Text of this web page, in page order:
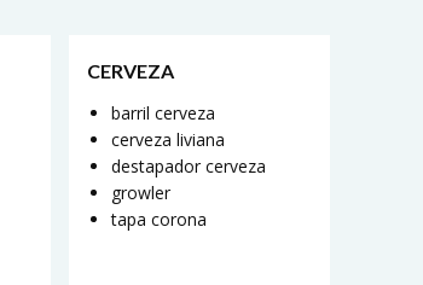
CERVEZA
barril cerveza
cerveza liviana
destapador cerveza
growler
tapa corona